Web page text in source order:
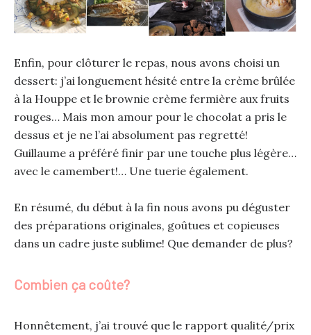
Enfin, pour clôturer le repas, nous avons choisi un
dessert: j’ai longuement hésité entre la crème brûlée
à la Houppe et le brownie crème fermière aux fruits
rouges… Mais mon amour pour le chocolat a pris le
dessus et je ne l’ai absolument pas regretté!
Guillaume a préféré finir par une touche plus légère…
avec le camembert!… Une tuerie également.
En résumé, du début à la fin nous avons pu déguster
des préparations originales, goûtues et copieuses
dans un cadre juste sublime! Que demander de plus?
Combien ça coûte?
Honnêtement, j’ai trouvé que le rapport qualité/prix